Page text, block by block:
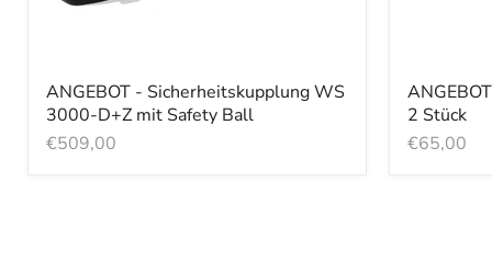
ANGEBOT - Sicherheitskupplung WS
3000-D+Z mit Safety Ball
€509,00
2 Stück
€65,00